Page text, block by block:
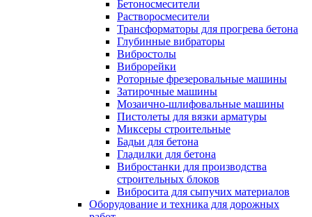
Бетоносмесители
Растворосмесители
Трансформаторы для прогрева бетона
Глубинные вибраторы
Вибростолы
Виброрейки
Роторные фрезеровальные машины
Затирочные машины
Мозаично-шлифовальные машины
Пистолеты для вязки арматуры
Миксеры строительные
Бадьи для бетона
Гладилки для бетона
Вибростанки для производства
строительных блоков
Вибросита для сыпучих материалов
Оборудование и техника для дорожных